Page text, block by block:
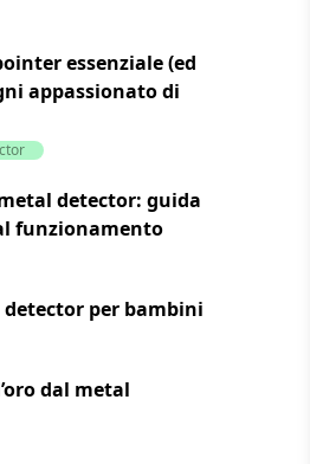
essenziale (ed
appassionato di
detector: guida
funzionamento
per bambini
dal metal